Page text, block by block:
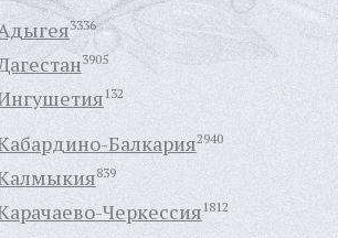
3336
3905
132
Балкария2940
839
Черкессия1812